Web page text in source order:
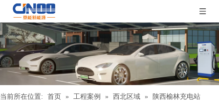
当前所在位置: 首页 » 工程案例 » 西北区域 » 陕西榆林充电站